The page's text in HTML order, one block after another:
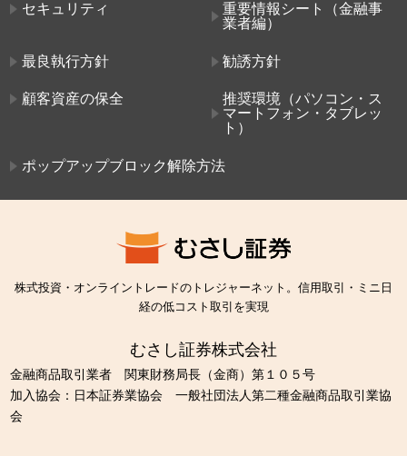
セキュリティ
重要情報シート（金融事
業者編）
最良執行方針 勧誘方針
顧客資産の保全
推奨環境（パソコン・ス
マートフォン・タブレッ
ト）
ポップアップブロック解除方法
株式投資・オンライントレードのトレジャーネット。信用取引・ミニ日
経の低コスト取引を実現
むさし証券株式会社
金融商品取引業者 関東財務局長（金商）第１０５号
加入協会：日本証券業協会 一般社団法人第二種金融商品取引業協
会